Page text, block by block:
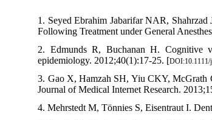
1. Seyed Ebrahim Jabarifar NAR,
Following Treatment under General
2. Edmunds R, Buchanan H. Cognitive
epidemiology. 2012;40(1):17-25. [DOI:10.1111/
3. Gao X, Hamzah SH, Yiu CKY, McGrath
Journal of Medical Internet Research.
4. Mehrstedt M, Tönnies S, Eisentraut I.